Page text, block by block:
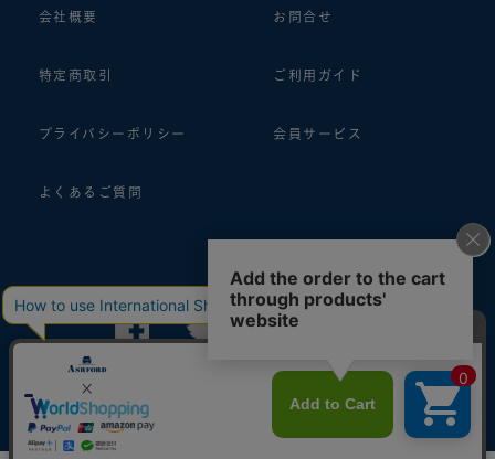
会社概要 お問合せ
特定商取引 ご利用ガイド
プライバシーポリシー 会員サービス
よくあるご質問
follow us!